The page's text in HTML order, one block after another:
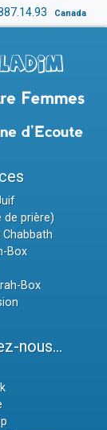
Canada
de prière)
Chabbath
Box
Box
nous...